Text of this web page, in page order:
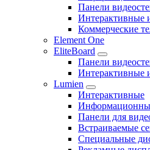
Панели
Интерактивные
Коммерческие
Element One
EliteBoard
Панели
Интерактивные
Lumien
Интерактивные
Панели для
Встраиваемые
Специальные